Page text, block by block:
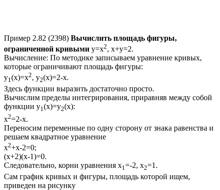
Пример 2.82 (2398) Вычислить площадь фигуры,
ограниченной кривыми y=x2, x+y=2.
Вычисление: По методике записываем уравнение кривых,
которые ограничивают площадь фигуры:
y1(x)=x2, y2(x)=2-x.
Здесь функции выразить достаточно просто.
Вычислим пределы интегрирования, приравняв между собой
функции y1 (x)=y2(x):
x2=2-x.
Переносим переменные по одну сторону от знака равенства и
решаем квадратное уравнение
x2+x-2=0;
(x+2)(x-1)=0.
Следовательно, корни уравнения x1=-2, x2=1.
Сам график кривых и фигуры, площадь которой ищем,
приведен на рисунку